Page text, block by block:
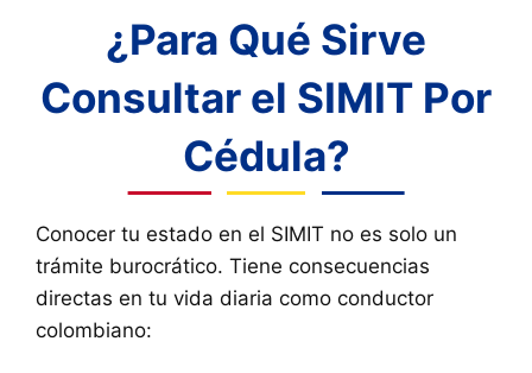
¿Para Qué Sirve
Consultar el SIMIT Por
Cédula?
Conocer tu estado en el SIMIT no es solo un
trámite burocrático. Tiene consecuencias
directas en tu vida diaria como conductor
colombiano: